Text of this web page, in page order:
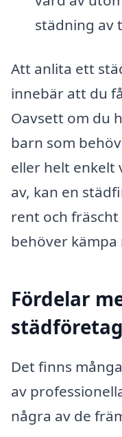
städning av
Att anlita ett
innebär att du
Oavsett om du
barn som
eller helt enkelt
av, kan en
rent och
behöver
Fördelar
städföretag
Det finns
av
några av de